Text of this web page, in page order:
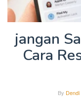
jangan
Cara
By Dendi